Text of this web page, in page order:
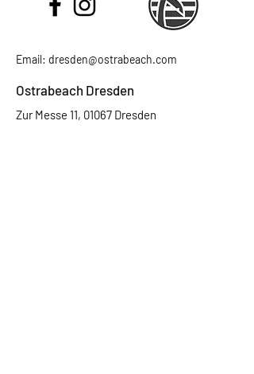
Email: dresden@ostrabeach.com
Ostrabeach Dresden
Zur Messe 11, 01067 Dresden